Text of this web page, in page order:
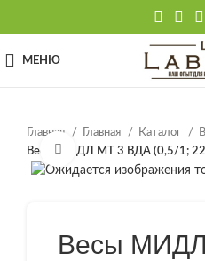
МЕНЮ
Главная Главная Каталог
Весы МИДЛ МТ 3 ВДА (0,5/1;
Нажмите, чтобы
Весы